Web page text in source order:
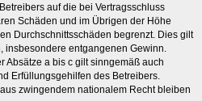
auf die bei Vertragsschluss
Schäden und im Übrigen der Höhe
Durchschnittsschäden begrenzt. Dies gilt
insbesondere entgangenen Gewinn.
Absätze a bis c gilt sinngemäß auch
Erfüllungsgehilfen des Betreibers.
zwingendem nationalem Recht bleiben